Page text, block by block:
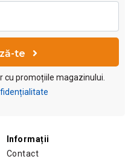
te
cu promoțiile magazinului.
Informații
Contact